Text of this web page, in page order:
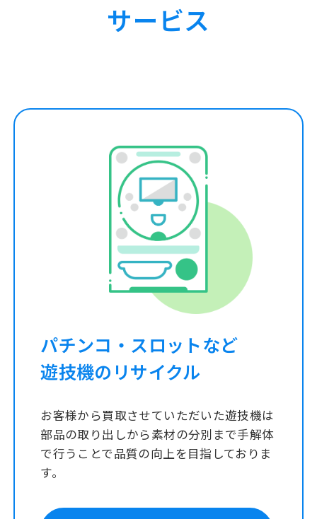
サービス
パチンコ・スロットなど
遊技機のリサイクル
お客様から買取させていただいた遊技機は
部品の取り出しから素材の分別まで手解体
で行うことで品質の向上を目指しておりま
す。